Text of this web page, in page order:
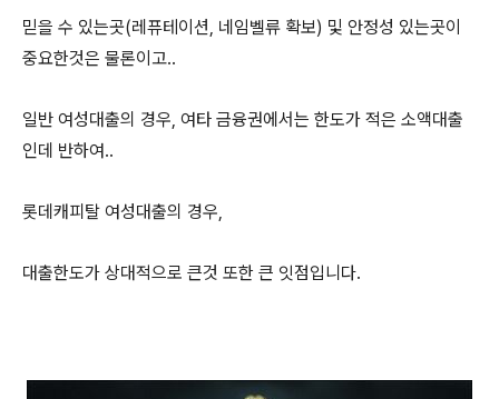
믿을 수 있는곳(레퓨테이션, 네임벨류 확보) 및 안정성 있는곳이
중요한것은 물론이고..
일반 여성대출의 경우, 여타 금융권에서는 한도가 적은 소액대출
인데 반하여..
롯데캐피탈 여성대출의 경우,
대출한도가 상대적으로 큰것 또한 큰 잇점입니다.